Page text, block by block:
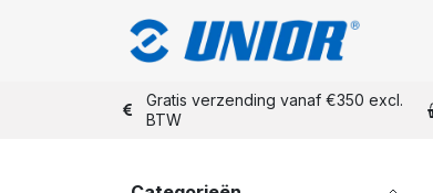
Gratis verzending vanaf €350 excl.
BTW